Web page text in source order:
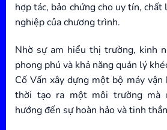
hợp tác, bảo chứng cho uy tín,
nghiệp của chương trình.
Nhờ sự am hiểu thị trường, kinh
phong phú và khả năng quản lý
Cố Vấn xây dựng một bộ máy vận
thời tạo ra một môi trường mà
hướng đến sự hoàn hảo và tinh